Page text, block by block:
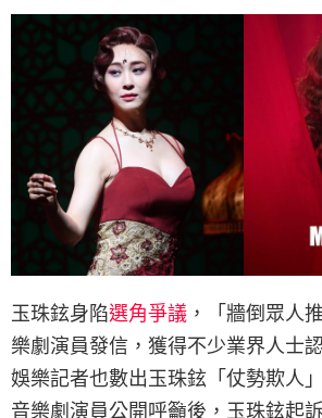
玉珠鉉身陷選角爭議 ，「牆倒眾人
樂劇演員發信，獲得不少業界人士
娛樂記者也數出玉珠鉉「仗勢欺人
音樂劇演員公開呼籲後，玉珠鉉起